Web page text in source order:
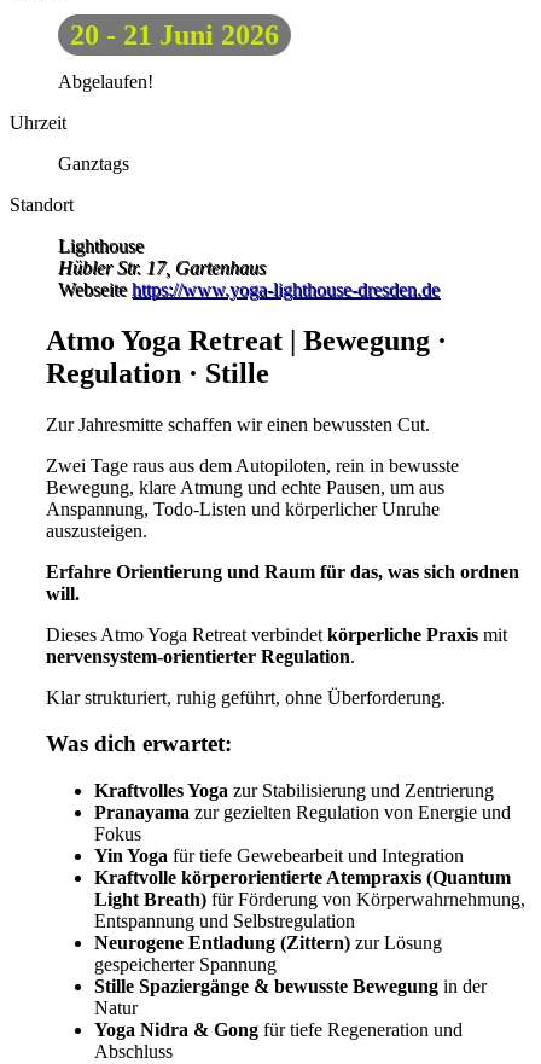
20 - 21 Juni 2026
Abgelaufen!
Uhrzeit
Ganztags
Standort
Lighthouse
Hübler Str. 17, Gartenhaus
Webseite https://www.yoga-lighthouse-dresden.de
Atmo Yoga Retreat | Bewegung ·
Regulation · Stille
Zur Jahresmitte schaffen wir einen bewussten Cut.
Zwei Tage raus aus dem Autopiloten, rein in bewusste
Bewegung, klare Atmung und echte Pausen, um aus
Anspannung, Todo-Listen und körperlicher Unruhe
auszusteigen.
Erfahre Orientierung und Raum für das, was sich ordnen
will.
Dieses Atmo Yoga Retreat verbindet körperliche Praxis mit
nervensystem-orientierter Regulation.
Klar strukturiert, ruhig geführt, ohne Überforderung.
Was dich erwartet:
Kraftvolles Yoga zur Stabilisierung und Zentrierung
Pranayama zur gezielten Regulation von Energie und
Fokus
Yin Yoga für tiefe Gewebearbeit und Integration
Kraftvolle körperorientierte Atempraxis (Quantum
Light Breath) für Förderung von Körperwahrnehmung,
Entspannung und Selbstregulation
Neurogene Entladung (Zittern) zur Lösung
gespeicherter Spannung
Stille Spaziergänge & bewusste Bewegung in der
Natur
Yoga Nidra & Gong für tiefe Regeneration und
Abschluss